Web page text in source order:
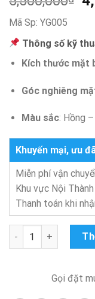
Mã Sp: YG005
Thông số kỹ
Kích thước mặt
Góc nghiêng
Màu sắc: Hồng
Khuyến mại, ưu
Miễn phí vận
Khu vực Nội
Thanh toán khi
Bàn học sinh chống
Gọi đặt